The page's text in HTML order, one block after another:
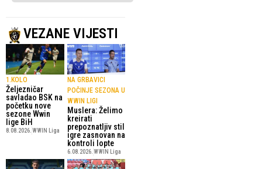
VEZANE VIJESTI
1.KOLO
Željezničar
savladao BSK na
početku nove
sezone Wwin
lige BiH
8.08.2026. WWIN Liga
NA GRBAVICI
POČINJE SEZONA U
WWIN LIGI
Muslera: Želimo
kreirati
prepoznatljiv stil
igre zasnovan na
kontroli lopte
6.08.2026. WWIN Liga